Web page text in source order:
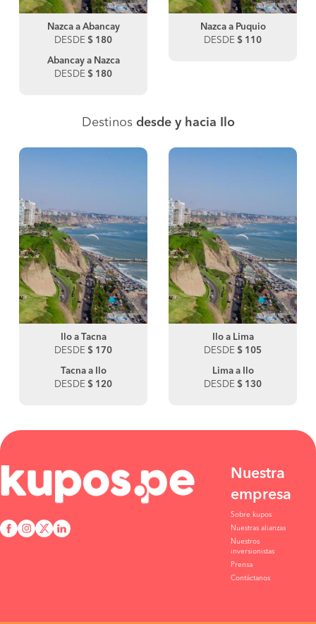
Nazca a Abancay
DESDE $ 180
Abancay a Nazca
DESDE $ 180
Nazca a Puquio
DESDE $ 110
Destinos desde y hacia Ilo
Ilo a Tacna
DESDE $ 170
Tacna a Ilo
DESDE $ 120
Ilo a Lima
DESDE $ 105
Lima a Ilo
DESDE $ 130
Nuestra
empresa
Sobre kupos
Nuestras alianzas
Nuestros
inversionistas
Prensa
Contáctanos